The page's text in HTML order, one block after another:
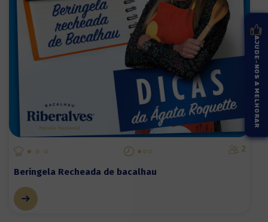
2
Beringela Recheada de bacalhau
AJUDE-NOS A MELHORAR